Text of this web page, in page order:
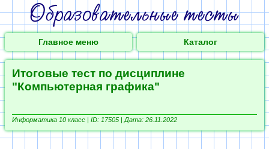
Главное меню Каталог
Итоговые тест по дисциплине
"Компьютерная графика"
Информатика 10 класс | ID: 17505 | Дата: 26.11.2022